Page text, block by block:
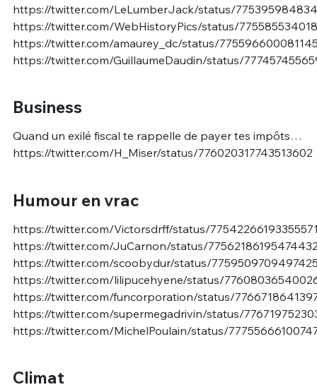
https://twitter.com/LeLumberJack/status/
https://twitter.com/WebHistoryPics/status/
https://twitter.com/amaurey_dc/status/
https://twitter.com/GuillaumeDaudin/status/
Business
Quand un exilé fiscal te rappelle de payer tes impôts…
https://twitter.com/H_Miser/status/776020317743513602
Humour en vrac
https://twitter.com/Victorsdrff/status/
https://twitter.com/JuCarnon/status/
https://twitter.com/scoobydur/status/
https://twitter.com/lilipucehyene/status/
https://twitter.com/funcorporation/status/
https://twitter.com/supermegadrivin/status/
https://twitter.com/MichelPoulain/status/
Climat